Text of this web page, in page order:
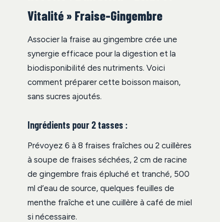
Vitalité » Fraise-Gingembre
Associer la fraise au gingembre crée une
synergie efficace pour la digestion et la
biodisponibilité des nutriments. Voici
comment préparer cette boisson maison,
sans sucres ajoutés.
Ingrédients pour 2 tasses :
Prévoyez 6 à 8 fraises fraîches ou 2 cuillères
à soupe de fraises séchées, 2 cm de racine
de gingembre frais épluché et tranché, 500
ml d’eau de source, quelques feuilles de
menthe fraîche et une cuillère à café de miel
si nécessaire.